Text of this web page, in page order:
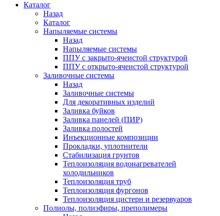
Каталог
Назад
Каталог
Напыляемые системы
Назад
Напыляемые системы
ППУ с закрыто-ячеистой структурой
ППУ с открыто-ячеистой структурой
Заливочные системы
Назад
Заливочные системы
Для декоративных изделий
Заливка буйков
Заливка панелей (ПИР)
Заливка полостей
Инъекционные композиции
Прокладки, уплотнители
Стабилизация грунтов
Теплоизоляция водонагревателей
холодильников
Теплоизоляция труб
Теплоизоляция фургонов
Теплоизоляция цистерн и резервуаров
Полиолы, полиэфиры, преполимеры